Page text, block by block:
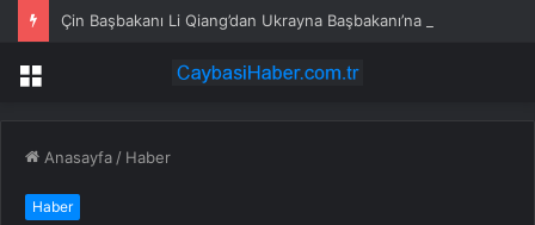
Menü
Anasayfa / Haber
Haber